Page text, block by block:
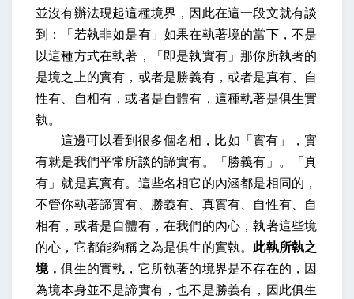
並沒有辦法現起這種境界，因此在這一段文就有談
到：「若執非如是有」如果在執著境的當下，不是
以這種方式在執著，「即是執實有」那你所執著的
是境之上的實有，或者是勝義有，或者是真有、自
性有、自相有，或者是自體有，這種執著是俱生實
執。
這邊可以看到很多個名相，比如「實有」，實
有就是我們平常所談的諦實有。「勝義有」。「真
有」就是真實有。這些名相它的內涵都是相同的，
不管你執著諦實有、勝義有、真實有、自性有、自
相有，或者是自體有，在我們的內心，執著這些境
的心，它都能夠稱之為是俱生的實執。 此執所執之
境，俱生的實執，它所執著的境界是不存在的，因
為境本身並不是諦實有，也不是勝義有，因此俱生